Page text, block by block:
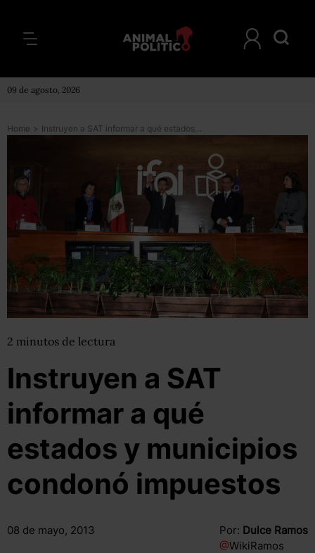
09 de agosto, 2026
Home > Instruyen a SAT informar a qué estados y municipios condonó impuestos
2 minutos de lectura
Instruyen a SAT
informar a qué
estados y municipios
condonó impuestos
08 de mayo, 2013 Por: Dulce Ramos
@WikiRamos